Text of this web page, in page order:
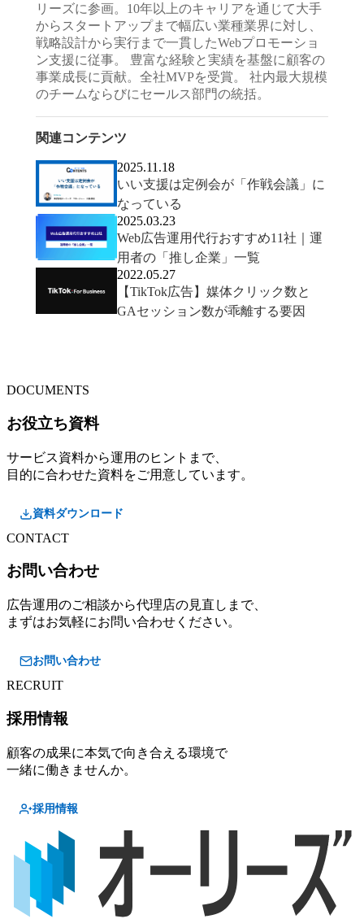
リーズに参画。10年以上のキャリアを通じて大手
からスタートアップまで幅広い業種業界に対し、
戦略設計から実行まで一貫したWebプロモーショ
ン支援に従事。 豊富な経験と実績を基盤に顧客の
事業成長に貢献。全社MVPを受賞。 社内最大規模
のチームならびにセールス部門の統括。
関連コンテンツ
2025.11.18
いい支援は定例会が「作戦会議」に
なっている
2025.03.23
Web広告運用代行おすすめ11社｜運
用者の「推し企業」一覧
2022.05.27
【TikTok広告】媒体クリック数と
GAセッション数が乖離する要因
DOCUMENTS
お役立ち資料
サービス資料から運用のヒントまで、
目的に合わせた資料をご用意しています。
資料ダウンロード
CONTACT
お問い合わせ
広告運用のご相談から代理店の見直しまで、
まずはお気軽にお問い合わせください。
お問い合わせ
RECRUIT
採用情報
顧客の成果に本気で向き合える環境で
一緒に働きませんか。
採用情報